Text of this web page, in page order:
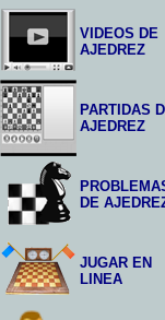
VIDEOS DE
AJEDREZ
PARTIDAS
AJEDREZ
DE
JUGAR EN
LINEA